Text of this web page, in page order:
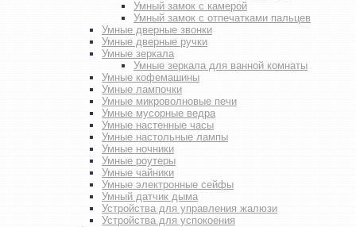
Умный замок с камерой
Умный замок с отпечатками пальцев
Умные дверные звонки
Умные дверные ручки
Умные зеркала
Умные зеркала для ванной комнаты
Умные кофемашины
Умные лампочки
Умные микроволновые печи
Умные мусорные ведра
Умные настенные часы
Умные настольные лампы
Умные ночники
Умные роутеры
Умные чайники
Умные электронные сейфы
Умный датчик дыма
Устройства для управления жалюзи
Устройства для успокоения